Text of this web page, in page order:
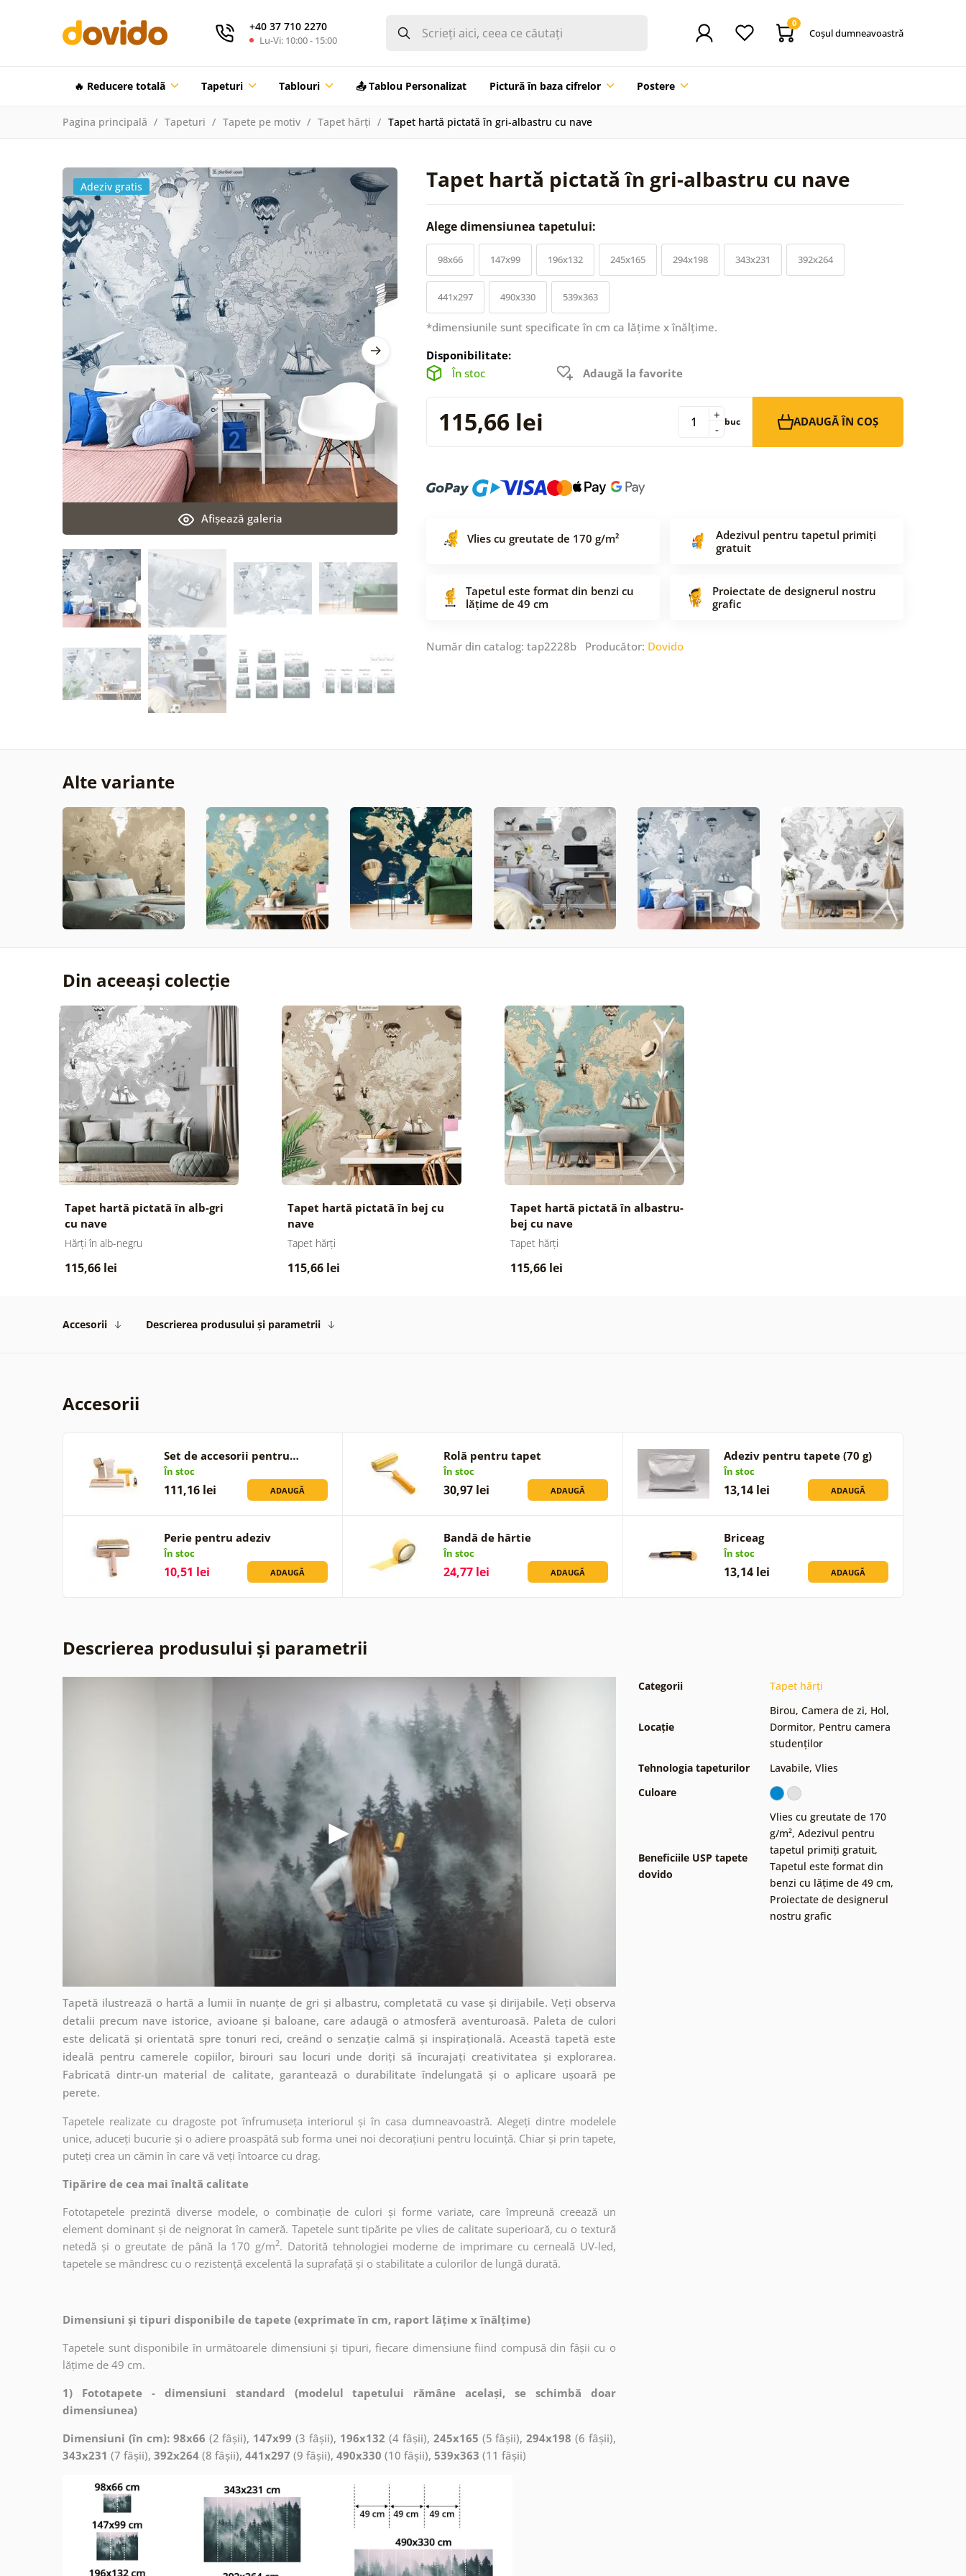
+40 37 710 2270
Lu-Vi: 10:00 - 15:00
0
Coşul dumneavoastră
🔥 Reducere totalã Tapeturi Tablouri 📤 Tablou Personalizat Pictură în baza cifrelor Postere
Pagina principală Tapeturi Tapete pe motiv Tapet hărți Tapet hartă pictată în gri-albastru cu nave
Tapet hartă pictată în gri-albastru cu nave
Afişează galeria
Adeziv gratis
Alege dimensiunea tapetului:
98x66 147x99 196x132 245x165 294x198 343x231 392x264
441x297 490x330 539x363
*dimensiunile sunt specificate în cm ca lățime x înălțime.
Disponibilitate:
În stoc
Adaugă la favorite
115,66 lei -
+ buc ADAUGĂ ÎN COȘ
Vlies cu greutate de 170 g/m²
Adezivul pentru tapetul primiți
gratuit
Tapetul este format din benzi cu
lățime de 49 cm
Proiectate de designerul nostru
grafic
Număr din catalog: tap2228b Producător: Dovido
Alte variante
Din aceeași colecție
Tapet hartă pictată în alb-gri
cu nave
Hărți în alb-negru
115,66 lei
Tapet hartă pictată în bej cu
nave
Tapet hărți
115,66 lei
Tapet hartă pictată în albastru-
bej cu nave
Tapet hărți
115,66 lei
Accesorii Descrierea produsului și parametrii
Accesorii
Set de accesorii pentru…
În stoc
111,16 lei ADAUGĂ
Rolă pentru tapet
În stoc
30,97 lei ADAUGĂ
Adeziv pentru tapete (70 g)
În stoc
13,14 lei ADAUGĂ
Perie pentru adeziv
În stoc
10,51 lei ADAUGĂ
Bandă de hârtie
În stoc
24,77 lei ADAUGĂ
Briceag
În stoc
13,14 lei ADAUGĂ
Descrierea produsului și parametrii
Tapetă ilustrează o hartă a lumii în nuanțe de gri și albastru, completată cu vase și dirijabile. Veți observa
detalii precum nave istorice, avioane și baloane, care adaugă o atmosferă aventuroasă. Paleta de culori
este delicată și orientată spre tonuri reci, creând o senzație calmă și inspirațională. Această tapetă este
ideală pentru camerele copiilor, birouri sau locuri unde doriți să încurajați creativitatea și explorarea.
Fabricată dintr-un material de calitate, garantează o durabilitate îndelungată și o aplicare ușoară pe
perete.
Tapetele realizate cu dragoste pot înfrumuseța interiorul și în casa dumneavoastră. Alegeți dintre modelele
unice, aduceți bucurie și o adiere proaspătă sub forma unei noi decorațiuni pentru locuință. Chiar și prin tapete,
puteți crea un cămin în care vă veți întoarce cu drag.
Tipărire de cea mai înaltă calitate
Fototapetele prezintă diverse modele, o combinație de culori și forme variate, care împreună creează un
element dominant și de neignorat în cameră. Tapetele sunt tipărite pe vlies de calitate superioară, cu o textură
netedă și o greutate de până la 170 g/m2. Datorită tehnologiei moderne de imprimare cu cerneală UV-led,
tapetele se mândresc cu o rezistență excelentă la suprafață și o stabilitate a culorilor de lungă durată.
Dimensiuni și tipuri disponibile de tapete (exprimate în cm, raport lățime x înălțime)
Tapetele sunt disponibile în următoarele dimensiuni și tipuri, fiecare dimensiune fiind compusă din fâșii cu o
lățime de 49 cm.
1) Fototapete - dimensiuni standard (modelul tapetului rămâne același, se schimbă doar
dimensiunea)
Dimensiuni (în cm): 98x66 (2 fâșii), 147x99 (3 fâșii), 196x132 (4 fâșii), 245x165 (5 fâșii),294x198 (6 fâșii),
343x231 (7 fâșii), 392x264 (8 fâșii), 441x297 (9 fâșii), 490x330 (10 fâșii), 539x363 (11 fâșii)
Categorii Tapet hărți
Locație
Birou, Camera de zi, Hol,
Dormitor, Pentru camera
studenților
Tehnologia tapeturilor
Lavabile, Vlies
Culoare
Beneficiile USP tapete
dovido
Vlies cu greutate de 170
g/m², Adezivul pentru
tapetul primiți gratuit,
Tapetul este format din
benzi cu lățime de 49 cm,
Proiectate de designerul
nostru grafic